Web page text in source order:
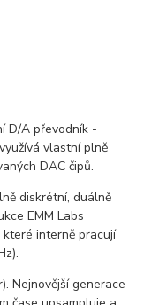
D/A převodník -
vlastní plně
DAC čipů.
diskrétní, duálně
EMM Labs
interně pracují
Nejnovější generace